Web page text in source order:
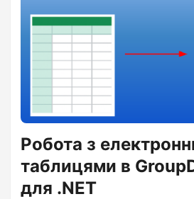
Робота з
таблицями в
для .NET